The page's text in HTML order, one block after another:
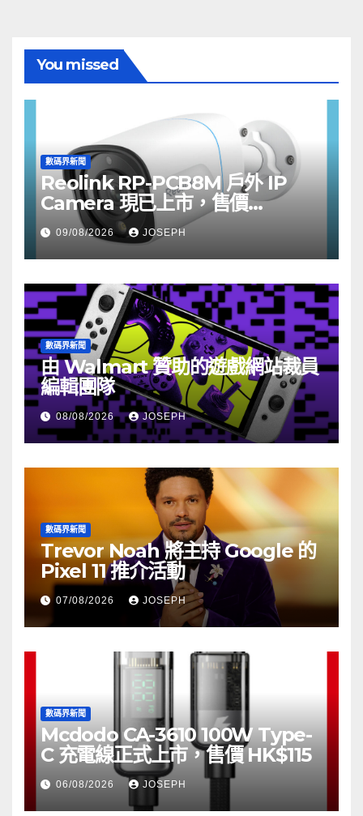
You missed
數碼界新聞
Reolink RP-PCB8M 戶外 IP
Camera 現已上市，售價
HK$722
09/08/2026 JOSEPH
數碼界新聞
由 Walmart 贊助的遊戲網站裁員
編輯團隊
08/08/2026 JOSEPH
數碼界新聞
Trevor Noah 將主持 Google 的
Pixel 11 推介活動
07/08/2026 JOSEPH
數碼界新聞
Mcdodo CA-3610 100W Type-
C 充電線正式上市，售價 HK$115
06/08/2026 JOSEPH